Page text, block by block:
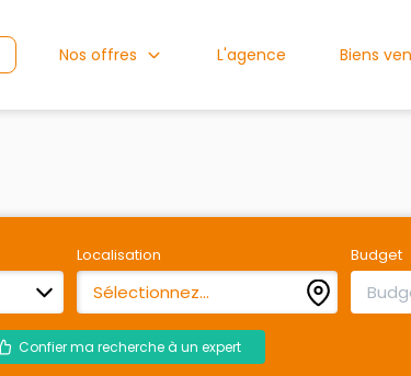
Nos offres L'agence Biens
Localisation
Sélectionnez...
Budget
Confier ma recherche à un expert